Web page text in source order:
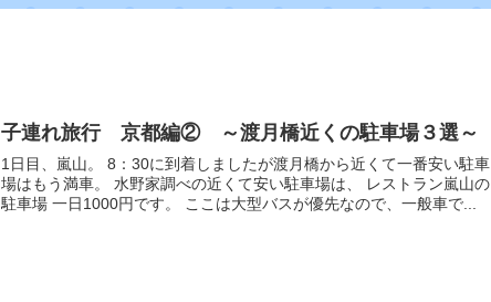
子連れ旅行 京都編② ～渡月橋近くの駐車場３選～
1日目、嵐山。 8：30に到着しましたが渡月橋から近くて一番安い駐車
場はもう満車。 水野家調べの近くて安い駐車場は、 レストラン嵐山の
駐車場 一日1000円です。 ここは大型バスが優先なので、一般車で...